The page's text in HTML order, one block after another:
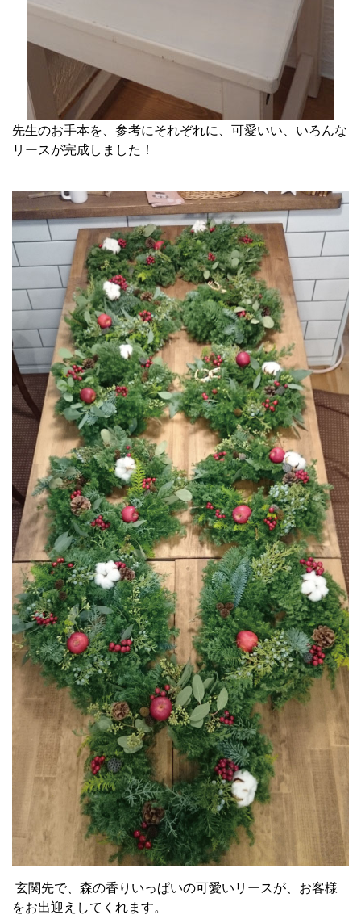
先生のお手本を、参考にそれぞれに、可愛いい、いろんな
リースが完成しました！
玄関先で、森の香りいっぱいの可愛いリースが、お客様
をお出迎えしてくれます。